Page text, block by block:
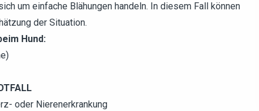
um einfache Blähungen handeln. In diesem Fall können
der Situation.
Hund:
oder Nierenerkrankung